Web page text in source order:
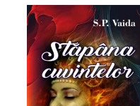
cele
mai
recente